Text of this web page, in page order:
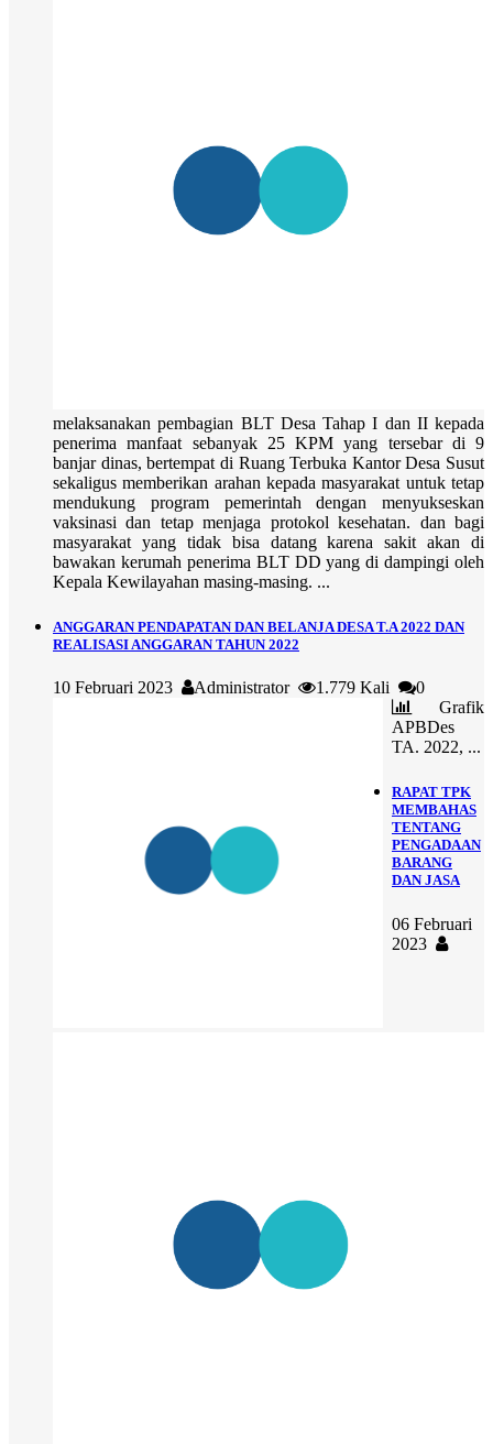
melaksanakan pembagian BLT Desa Tahap I dan II kepada
penerima manfaat sebanyak 25 KPM yang tersebar di 9
banjar dinas, bertempat di Ruang Terbuka Kantor Desa Susut
sekaligus memberikan arahan kepada masyarakat untuk tetap
mendukung program pemerintah dengan menyukseskan
vaksinasi dan tetap menjaga protokol kesehatan. dan bagi
masyarakat yang tidak bisa datang karena sakit akan di
bawakan kerumah penerima BLT DD yang di dampingi oleh
Kepala Kewilayahan masing-masing. ...
ANGGARAN PENDAPATAN DAN BELANJA DESA T.A 2022 DAN
REALISASI ANGGARAN TAHUN 2022
10 Februari 2023 Administrator 1.779 Kali
0
Grafik
APBDes
TA. 2022, ...
RAPAT TPK
MEMBAHAS
TENTANG
PENGADAAN
BARANG
DAN JASA
06 Februari
2023